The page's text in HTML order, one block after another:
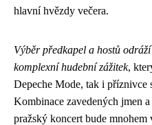
hlavní hvězdy večera.
Výběr předkapel a hostů
komplexní hudební zážitek,
Depeche Mode, tak i příznivce
Kombinace zavedených jmen
pražský koncert bude